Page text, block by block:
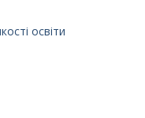
освіти